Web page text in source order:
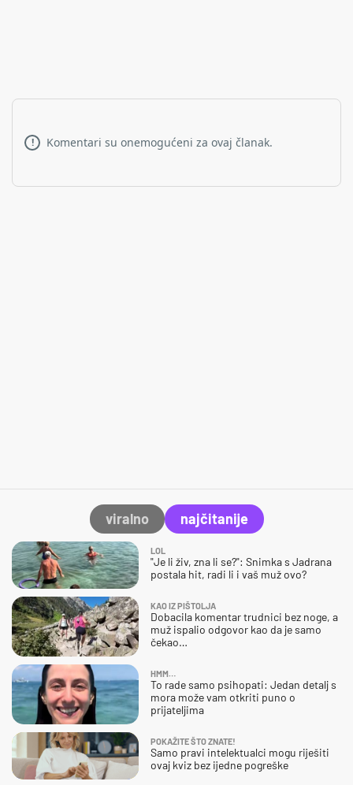
! Komentari su onemogućeni za ovaj članak.
viralno najčitanije
LOL
"Je li živ, zna li se?": Snimka s Jadrana
postala hit, radi li i vaš muž ovo?
KAO IZ PIŠTOLJA
Dobacila komentar trudnici bez noge, a
muž ispalio odgovor kao da je samo
čekao…
HMM…
To rade samo psihopati: Jedan detalj s
mora može vam otkriti puno o
prijateljima
POKAŽITE ŠTO ZNATE!
Samo pravi intelektualci mogu riješiti
ovaj kviz bez ijedne pogreške